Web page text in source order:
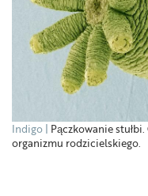
Indigo Pączkowanie
organizmu rodzicielskiego.